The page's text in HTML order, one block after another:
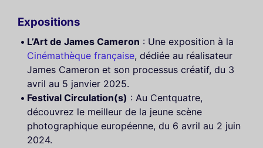
Expositions
L’Art de James Cameron : Une exposition à la
Cinémathèque française, dédiée au réalisateur
James Cameron et son processus créatif, du 3
avril au 5 janvier 2025.
Festival Circulation(s) : Au Centquatre,
découvrez le meilleur de la jeune scène
photographique européenne, du 6 avril au 2 juin
2024.